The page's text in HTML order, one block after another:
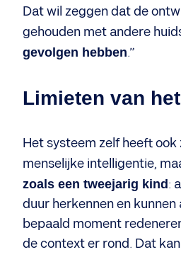
Dat wil zeggen dat de
gehouden met andere
gevolgen hebben.”
Limieten van
Het systeem zelf heeft
menselijke intelligentie,
zoals een tweejarig kind :
duur herkennen en kunnen
bepaald moment
de context er rond. Dat